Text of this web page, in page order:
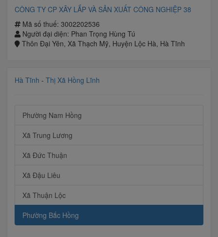
CÔNG TY CP XÂY LẮP VÀ SẢN XUẤT CÔNG NGHIỆP 38
Mã số thuế: 3002202536
Người đại diện: Phan Trọng Hùng Tú
Thôn Đại Yên, Xã Thạch Mỹ, Huyện Lộc Hà, Hà Tĩnh
Hà Tĩnh - Thị Xã Hồng Lĩnh
Phường Nam Hồng
Xã Trung Lương
Xã Đức Thuận
Xã Đậu Liêu
Xã Thuận Lộc
Phường Bắc Hồng